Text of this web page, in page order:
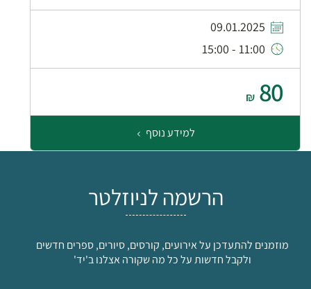
09.01.2025
11:00 - 15:00
80
₪
למידע נוסף
הרשמה לניוזלטר
מוזמנים להתעדכן על אירועים, קורסים, סיורים, ספרים חדשים
ולקבל חדשות על כל מה שקורה אצלנו ב'יד'